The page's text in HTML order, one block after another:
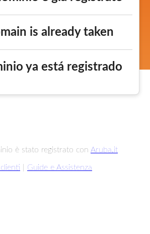
is already taken
ya está registrado
è stato registrato con Aruba.it
Guide e Assistenza